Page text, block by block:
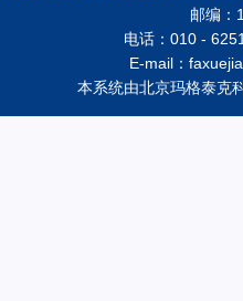
邮编
电话：010 -
E-mail：
本系统由北京玛格泰克